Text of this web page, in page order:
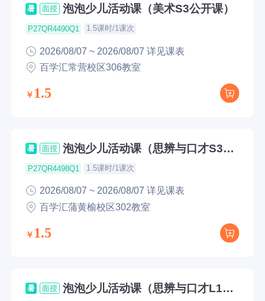
暑 面授 泡泡少儿活动课（美术S3公开课）
P27QR4490Q1 1.5课时/1课次
2026/08/07 ~ 2026/08/07 详见课表
百学汇常营校区306教室
1.5
暑 面授
泡泡少儿活动课（思辨与口才S3公
开课）
P27QR4498Q1 1.5课时/1课次
2026/08/07 ~ 2026/08/07 详见课表
百学汇蒲黄榆校区302教室
1.5
暑 面授
泡泡少儿活动课（思辨与口才L1公